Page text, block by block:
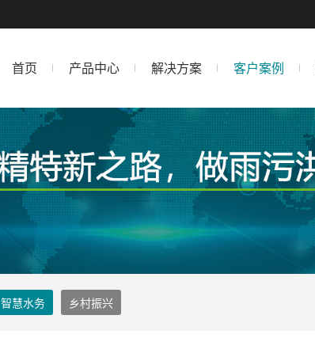
首页 产品中心 解决方案 客户案例
智慧水务 乡村振兴